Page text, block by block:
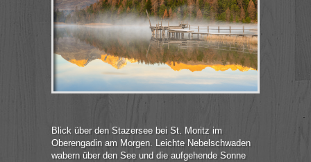
Blick über den Stazersee bei St. Moritz im
Oberengadin am Morgen. Leichte Nebelschwaden
wabern über den See und die aufgehende Sonne